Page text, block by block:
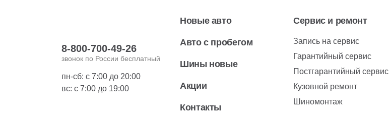
8-800-700-49-26
звонок по России бесплатный
пн-сб: с 7:00 до 20:00
вс: с 7:00 до 19:00
Новые авто
Авто с пробегом
Шины новые
Акции
Контакты
Сервис и ремонт
Запись на сервис
Гарантийный сервис
Постгарантийный сервис
Кузовной ремонт
Шиномонтаж